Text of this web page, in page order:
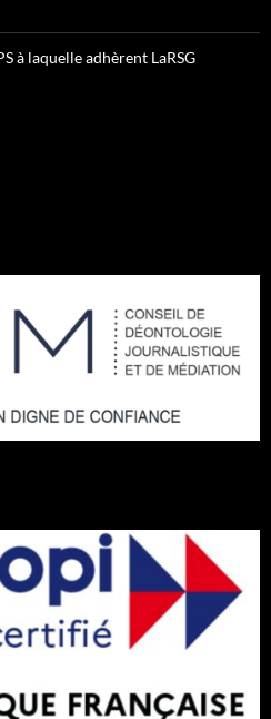
à laquelle adhèrent LaRSG